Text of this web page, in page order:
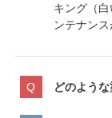
キング（
ンテナンス
どのよう